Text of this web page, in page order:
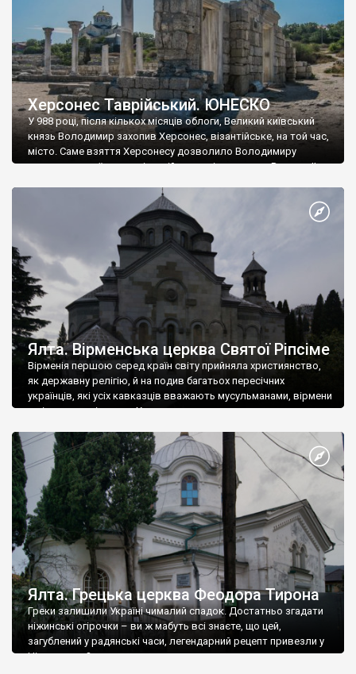
Херсонес Таврійський. ЮНЕСКО
У 988 році, після кількох місяців облоги, Великий київський
князь Володимир захопив Херсонес, візантійське, на той час,
місто. Саме взяття Херсонесу дозволило Володимиру
диктувати свої умови візантійському імператору Василю ІІ, та
Херсонесі Володимир-язичник, став Василем-християнином.
А потім було Хрещення Русі. На честь Херсонесу Таврійського
Ялта. Вірменська церква Святої Ріпсіме
Вірменія першою серед країн світу прийняла християнство,
як державну релігію, й на подив багатьох пересічних
українців, які усіх кавказців вважають мусульманами, вірмени
є відданими вірянами Христа
Ялта. Грецька церква Феодора Тирона
Греки залишили Україні чималий спадок. Достатньо згадати
ніжинські огірочки – ви ж мабуть всі знаєте, що цей,
загублений у радянські часи, легендарний рецепт привезли у
Ніжин греки?